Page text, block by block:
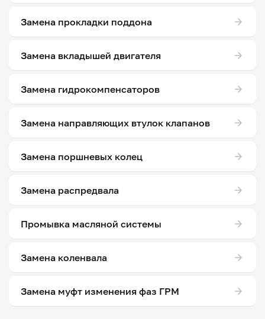
Замена прокладки поддона
Замена вкладышей двигателя
Замена гидрокомпенсаторов
Замена направляющих втулок клапанов
Замена поршневых колец
Замена распредвала
Промывка масляной системы
Замена коленвала
Замена муфт изменения фаз ГРМ